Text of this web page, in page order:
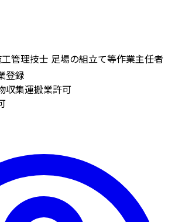
管理技士 足場の組立て等作業主任者
登録
収集運搬業許可